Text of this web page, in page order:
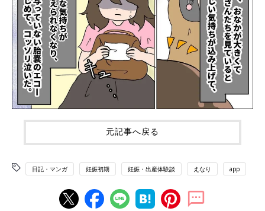
元記事へ戻る
日記・マンガ 妊娠初期 妊娠・出産体験談 えなり app